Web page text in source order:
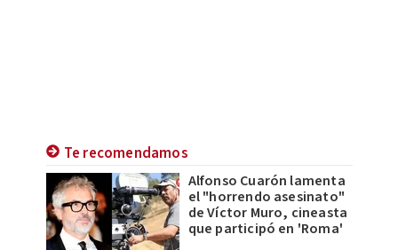
Te recomendamos
Alfonso Cuarón lamenta
el "horrendo asesinato"
de Víctor Muro, cineasta
que participó en 'Roma'